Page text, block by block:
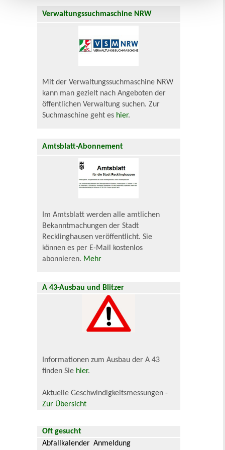
Verwaltungssuchmaschine NRW
Mit der Verwaltungssuchmaschine NRW
kann man gezielt nach Angeboten der
öffentlichen Verwaltung suchen. Zur
Suchmaschine geht es hier.
Amtsblatt-Abonnement
Im Amtsblatt werden alle amtlichen
Bekanntmachungen der Stadt
Recklinghausen veröffentlicht. Sie
können es per E-Mail kostenlos
abonnieren. Mehr
A 43-Ausbau und Blitzer
Informationen zum Ausbau der A 43
finden Sie hier.
Aktuelle Geschwindigkeitsmessungen -
Zur Übersicht
Oft gesucht
Abfallkalender Anmeldung